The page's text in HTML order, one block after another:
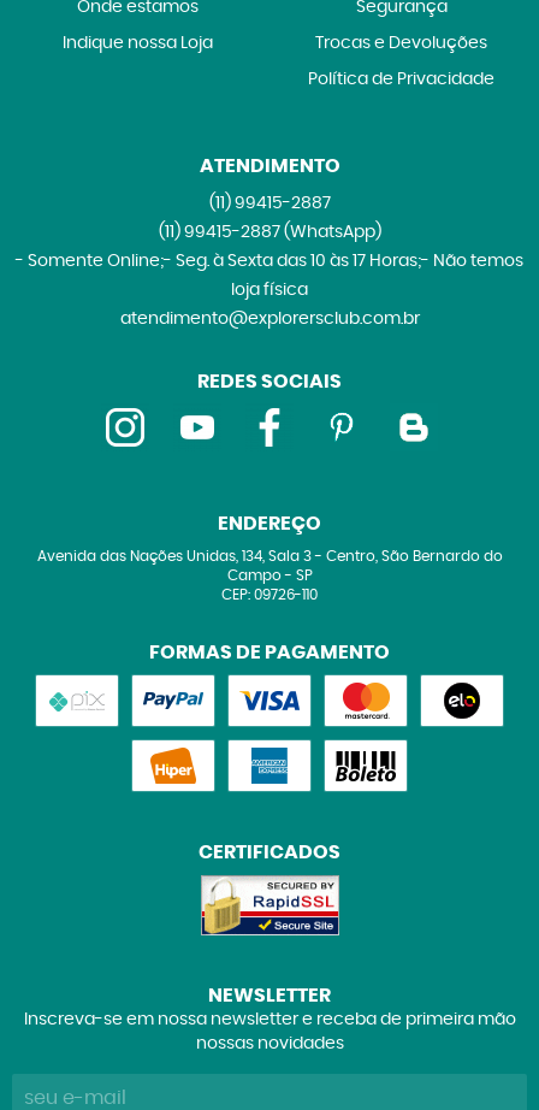
Onde estamos
Indique nossa Loja
Segurança
Trocas e Devoluções
Política de Privacidade
ATENDIMENTO
(11)99415-2887
(11)99415-2887 (WhatsApp)
- Somente Online;- Seg. à Sexta das 10 às 17 Horas;- Não temos
loja física
atendimento@explorersclub.com.br
REDES SOCIAIS
ENDEREÇO
Avenida das Nações Unidas, 134, Sala 3- Centro, São Bernardo do
Campo- SP
CEP: 09726-110
FORMAS DE PAGAMENTO
CERTIFICADOS
NEWSLETTER
Inscreva-se em nossa newsletter e receba de primeira mão
nossas novidades